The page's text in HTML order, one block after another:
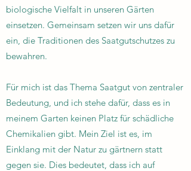
biologische Vielfalt in unseren Gärten
einsetzen. Gemeinsam setzen wir uns dafür
ein, die Traditionen des Saatgutschutzes zu
bewahren.
Für mich ist das Thema Saatgut von zentraler
Bedeutung, und ich stehe dafür, dass es in
meinem Garten keinen Platz für schädliche
Chemikalien gibt. Mein Ziel ist es, im
Einklang mit der Natur zu gärtnern statt
gegen sie. Dies bedeutet, dass ich auf